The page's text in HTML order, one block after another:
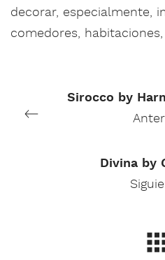
decorar, especialmente,
comedores,
Sirocco by
Divina by